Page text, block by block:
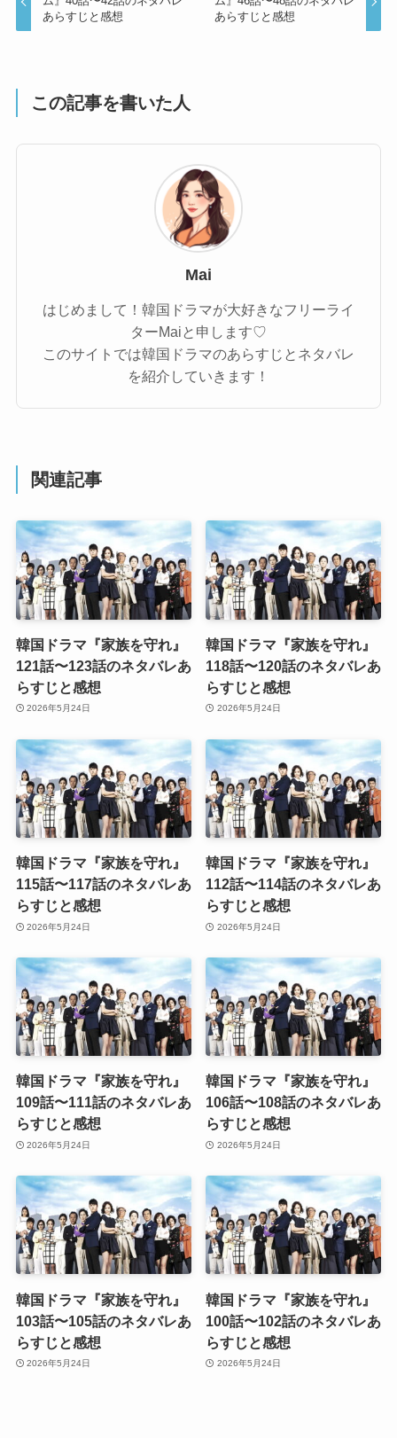
あらすじと感想
あらすじと感想
この記事を書いた人
Mai
はじめまして！韓国ドラマが大好きなフリーライ
ターMaiと申します♡
このサイトでは韓国ドラマのあらすじとネタバレ
を紹介していきます！
関連記事
韓国ドラマ『家族を守れ』
121話〜123話のネタバレあ
らすじと感想
2026年5月24日
韓国ドラマ『家族を守れ』
118話〜120話のネタバレあ
らすじと感想
2026年5月24日
韓国ドラマ『家族を守れ』
115話〜117話のネタバレあ
らすじと感想
2026年5月24日
韓国ドラマ『家族を守れ』
112話〜114話のネタバレあ
らすじと感想
2026年5月24日
韓国ドラマ『家族を守れ』
109話〜111話のネタバレあ
らすじと感想
2026年5月24日
韓国ドラマ『家族を守れ』
106話〜108話のネタバレあ
らすじと感想
2026年5月24日
韓国ドラマ『家族を守れ』
103話〜105話のネタバレあ
らすじと感想
2026年5月24日
韓国ドラマ『家族を守れ』
100話〜102話のネタバレあ
らすじと感想
2026年5月24日